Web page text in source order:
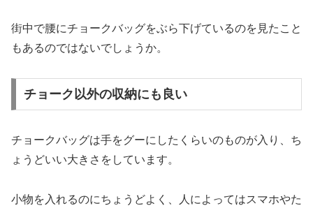
街中で腰にチョークバッグをぶら下げているのを見たこと
もあるのではないでしょうか。
チョーク以外の収納にも良い
チョークバッグは手をグーにしたくらいのものが入り、ち
ょうどいい大きさをしています。
小物を入れるのにちょうどよく、人によってはスマホやた